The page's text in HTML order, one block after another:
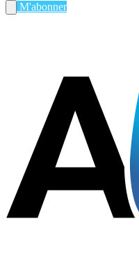
M'abonner